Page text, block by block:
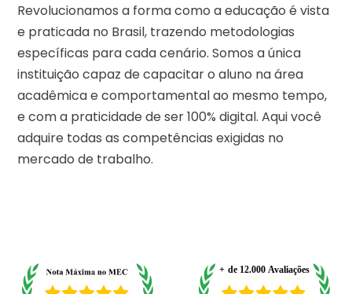
Revolucionamos a forma como a educação é vista
e praticada no Brasil, trazendo metodologias
específicas para cada cenário. Somos a única
instituição capaz de capacitar o aluno na área
acadêmica e comportamental ao mesmo tempo,
e com a praticidade de ser 100% digital. Aqui você
adquire todas as competências exigidas no
mercado de trabalho.